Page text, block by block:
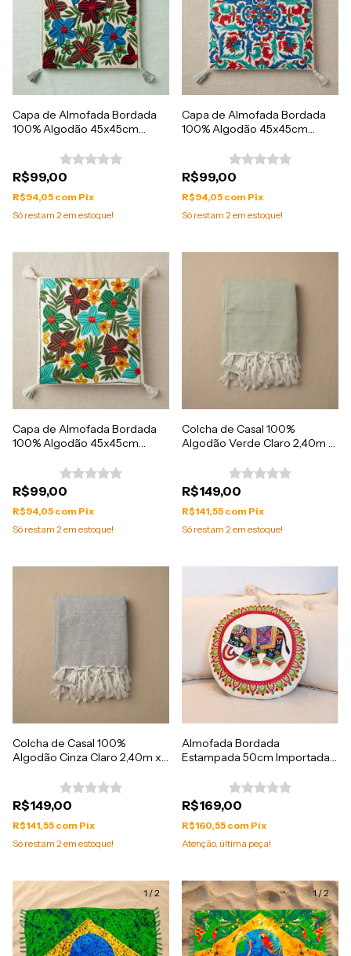
Capa de Almofada Bordada
100% Algodão 45x45cm
R$99,00
R$94,05 com Pix
Só restam 2em estoque!
Capa de Almofada Bordada
100% Algodão 45x45cm
R$99,00
R$94,05 com Pix
Só restam 2em estoque!
Capa de Almofada Bordada
100% Algodão 45x45cm
R$99,00
R$94,05 com Pix
Só restam 2em estoque!
Colcha de Casal 100%
Algodão Verde Claro 2,40m x
R$149,00
R$141,55 com Pix
Só restam 2em estoque!
Colcha de Casal 100%
Algodão Cinza Claro 2,40m x
R$149,00
R$141,55 com Pix
Só restam 2em estoque!
Almofada Bordada
Estampada 50cm Importada
R$169,00
R$160,55 com Pix
Atenção, última peça!
1/2 1/2